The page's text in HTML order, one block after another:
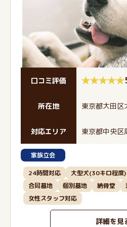
口コミ評価
所在地 東京都大田
対応エリア 東京都中央区
家族立会
24時間対応 大型犬(30キロ程度)
合同墓地
個別墓地 納骨堂
女性スタッフ対応
詳細を見